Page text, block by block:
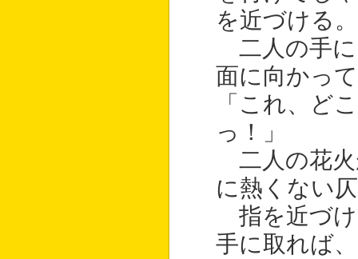
を近づける。
二人の手に
面に向かっ
「これ、
っ！」
二人の花火
に熱くない
指を近づけ
手に取れば